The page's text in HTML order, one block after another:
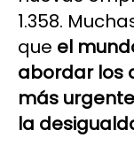
1.358.
que el
abordar los
más
la